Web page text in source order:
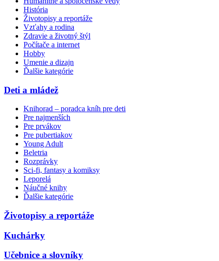
História
Životopisy a reportáže
Vzťahy a rodina
Zdravie a životný štýl
Počítače a internet
Hobby
Umenie a dizajn
Ďalšie kategórie
Deti a mládež
Knihorad – poradca kníh pre deti
Pre najmenších
Pre prvákov
Pre pubertiakov
Young Adult
Beletria
Rozprávky
Sci-fi, fantasy a komiksy
Leporelá
Náučné knihy
Ďalšie kategórie
Životopisy a reportáže
Kuchárky
Učebnice a slovníky